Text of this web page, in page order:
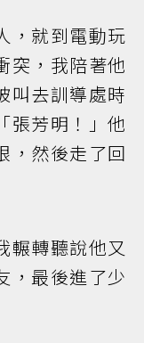
，就到電動玩
突，我陪著他
叫去訓導處時
張芳明！」他
，然後走了回
輾轉聽說他又
，最後進了少